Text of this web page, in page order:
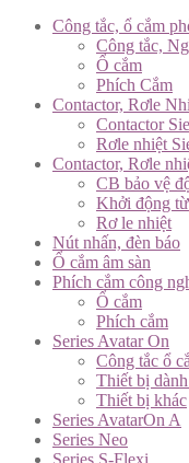
Công tắc, ổ cắm
Công tắc,
Ổ cắm
Phích Cắm
Contactor, Rơle
Contactor
Rơle nhiệt
Contactor, Rơle
CB bảo vệ
Khởi động từ
Rơ le nhiệt
Nút nhấn, đèn báo
Ổ cắm âm sàn
Phích cắm công
Ổ cắm
Phích cắm
Series Avatar On
Công tắc ổ
Thiết bị
Thiết bị khác
Series AvatarOn A
Series Neo
Series S-Flexi